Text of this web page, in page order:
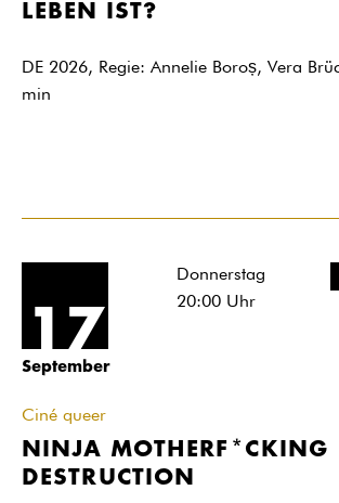
LEBEN IST?
DE 2026, Regie: Annelie Boroș, Vera
min
17
September
Donnerstag
20:00Uhr
Ciné queer
NINJA MOTHERF*CKING
DESTRUCTION